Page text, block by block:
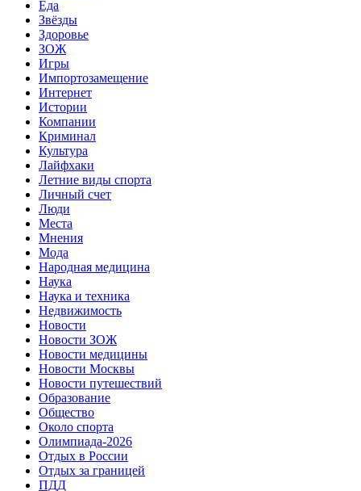
Еда
Звёзды
Здоровье
ЗОЖ
Игры
Импортозамещение
Интернет
Истории
Компании
Криминал
Культура
Лайфхаки
Летние виды спорта
Личный счет
Люди
Места
Мнения
Мода
Народная медицина
Наука
Наука и техника
Недвижимость
Новости
Новости ЗОЖ
Новости медицины
Новости Москвы
Новости путешествий
Образование
Общество
Около спорта
Олимпиада-2026
Отдых в России
Отдых за границей
ПДД